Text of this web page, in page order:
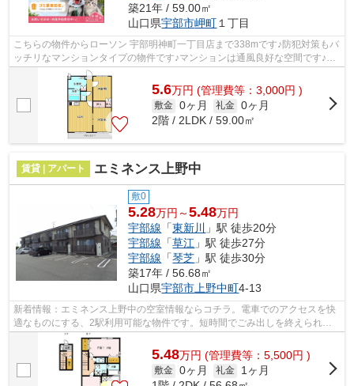
築21年 / 59.00㎡
山口県宇部市岬町 １丁目
こちらの物件からローソン 宇部明神町一丁目店まで338mです♪防犯対策もバ
ッチリなマンションタイプの物件です♪マンションは通風良好な空間です♪2
駅利用可能な利便性の高いマンションで...
5.6万円 (管理費等：3,000円 )
敷金 0ヶ月 礼金 0ヶ月
2階 / 2LDK / 59.00㎡
賃貸 | アパート エミネンス上野中
敷0
5.28万円～5.48万円
宇部線 「東新川
」駅 徒歩20分
宇部線 「草江 」駅 徒歩27分
宇部線 「琴芝 」駅 徒歩30分
築17年 / 56.68㎡
山口県宇部市 上野中町4-13
新着情報：エミネンス上野中の空室情報ならコチラ。電車でのアクセスを快
適なものにする、2駅利用可能な物件です。短時間でごみ出しを終えられる
ように、敷地内にゴミ置き場を備えてお...
5.48万円 (管理費等：5,500円 )
敷金 0ヶ月 礼金
1ヶ月